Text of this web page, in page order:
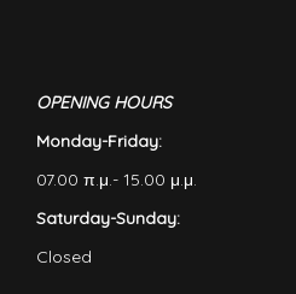
OPENING HOURS
Monday-Friday:
07.00 π.μ.- 15.00 μ.μ.
Saturday-Sunday:
Closed